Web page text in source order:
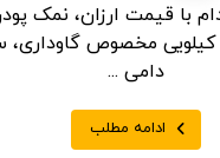
با قیمت ارزان، نمک
شکری کیسه 25 کیلویی مخصوص
دامی ...
ادامه مطلب